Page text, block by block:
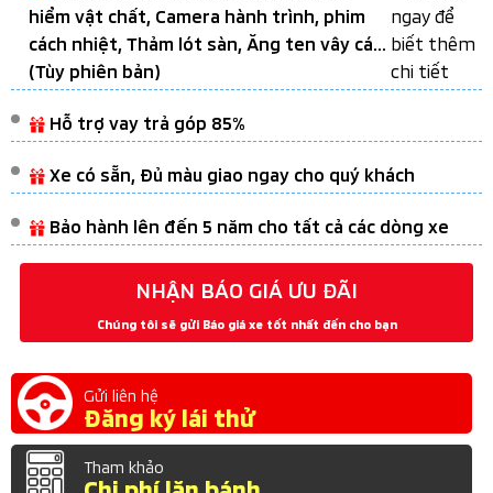
hiểm vật chất, Camera hành trình, phim
cách nhiệt, Thảm lót sàn, Ăng ten vây cá...
(Tùy phiên bản)
ngay để
biết thêm
chi tiết
Hỗ trợ vay trả góp 85%
Xe có sẵn, Đủ màu giao ngay cho quý khách
Bảo hành lên đến 5 năm cho tất cả các dòng xe
NHẬN BÁO GIÁ ƯU ĐÃI
Chúng tôi sẽ gửi Báo giá xe tốt nhất đến cho bạn
Gửi liên hệ
Đăng ký lái thử
Tham khảo